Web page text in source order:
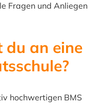
Fragen und Anliegen
an eine
hochwertigen BMS